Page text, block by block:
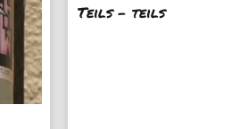
Teils - teils